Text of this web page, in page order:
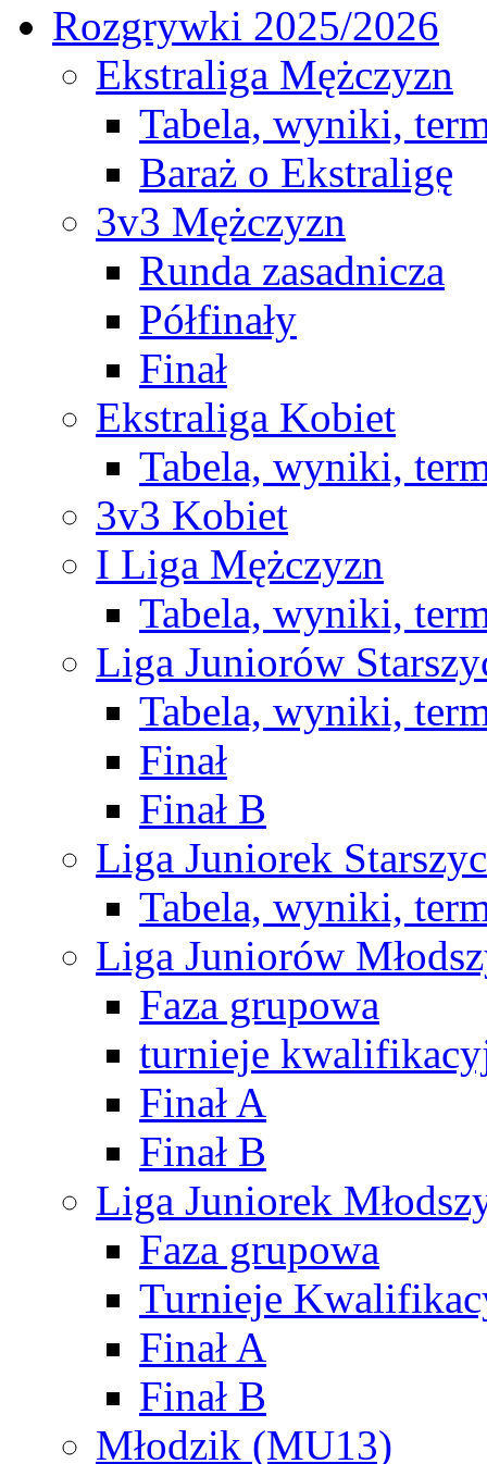
Rozgrywki 2025/2026
Ekstraliga Mężczyzn
Tabela, wyniki,
Baraż o Ekstraligę
3v3 Mężczyzn
Runda zasadnicza
Półfinały
Finał
Ekstraliga Kobiet
Tabela, wyniki,
3v3 Kobiet
I Liga Mężczyzn
Tabela, wyniki,
Liga Juniorów
Tabela, wyniki,
Finał
Finał B
Liga Juniorek
Tabela, wyniki,
Liga Juniorów
Faza grupowa
turnieje
Finał A
Finał B
Liga Juniorek
Faza grupowa
Turnieje
Finał A
Finał B
Młodzik (MU13)